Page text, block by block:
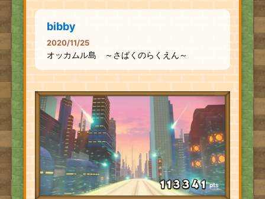
bibby
2020/11/25
オッカムル島 ～さばくのらくえん～
pts